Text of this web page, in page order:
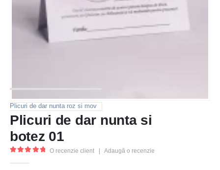
Plicuri de dar nunta roz si mov
Plicuri de dar nunta si
botez 01
O recenzie client | Adaugă o recenzie